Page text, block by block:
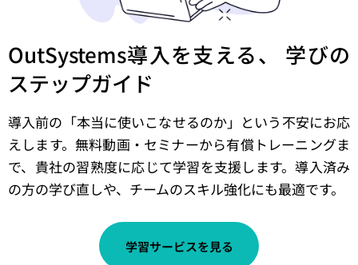
OutSystems導入を支える、
学びの
ステップガイド
導入前の「本当に使いこなせるのか」という不安にお応
えします。無料動画・セミナーから有償トレーニングま
で、貴社の習熟度に応じて学習を支援します。導入済み
の方の学び直しや、チームのスキル強化にも最適です。
学習サービスを見る